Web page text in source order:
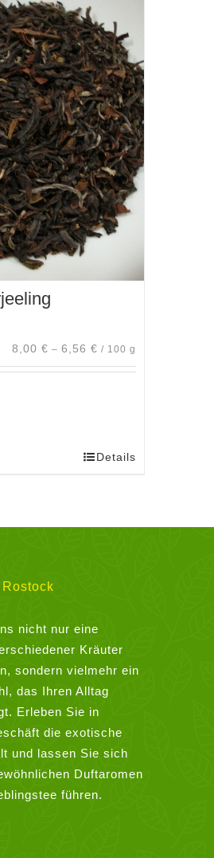
8,00 € – 6,56 € / 100 g
Details
nicht nur eine
Kräuter
sondern vielmehr ein
das Ihren Alltag
Erleben Sie in
die exotische
und lassen Sie sich
Duftaromen
führen.